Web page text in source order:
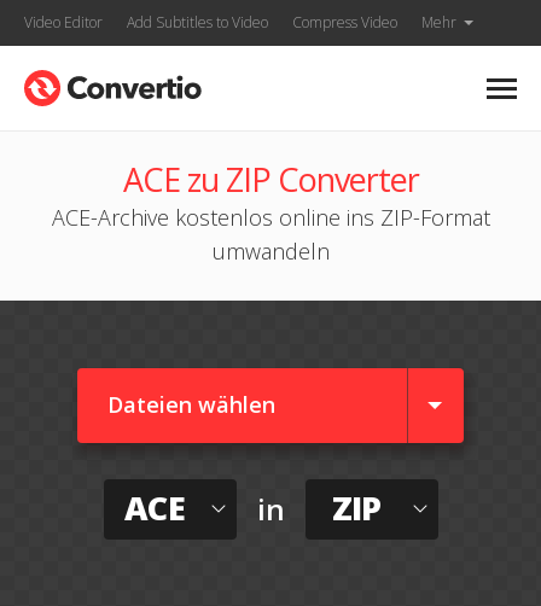
Video Editor Add Subtitles to Video Compress Video Mehr
ACE zu ZIP Converter
ACE-Archive kostenlos online ins ZIP-Format
umwandeln
Dateien wählen
ACE in ZIP